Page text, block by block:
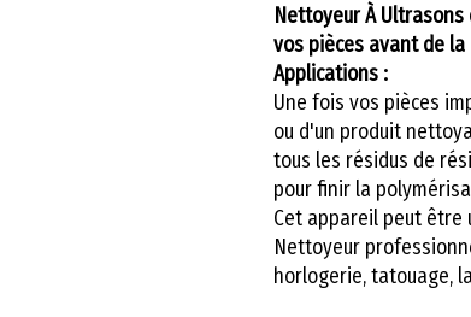
Nettoyeur À
vos pièces avant de la
Applications :
Une fois vos pièces
ou d'un produit
tous les résidus de
pour finir la
Cet appareil peut être
Nettoyeur
horlogerie, tatouage,